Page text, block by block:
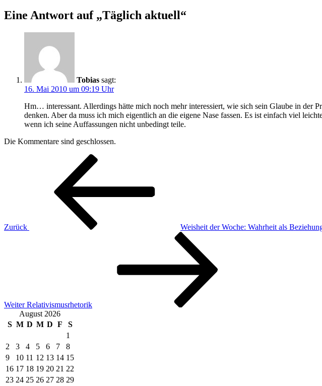
Eine Antwort auf „Täglich aktuell“
Tobias sagt:
16. Mai 2010 um 09:19 Uhr
Hm… interessant. Allerdings hätte mich noch mehr interessiert, wie sich sein Glaube in der
denken. Aber da muss ich mich eigentlich an die eigene Nase fassen. Es ist einfach viel
wenn ich seine Auffassungen nicht unbedingt teile.
Die Kommentare sind geschlossen.
Beitragsnavigation
Zurück
Weisheit der Woche: Wahrheit als
Weiter Relativismusrhetorik
August 2026
S M D M D F
S
1
2
3 4 5 6 7
8
9
10 11 12 13 14 15
16 17 18 19 20 21 22
23 24 25 26 27 28 29